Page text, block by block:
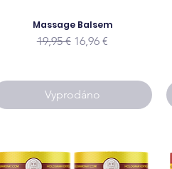
Massage Balsem
Běžná cena
19,95 € Zvýhodněná cena
16,96 €
Vyprodáno